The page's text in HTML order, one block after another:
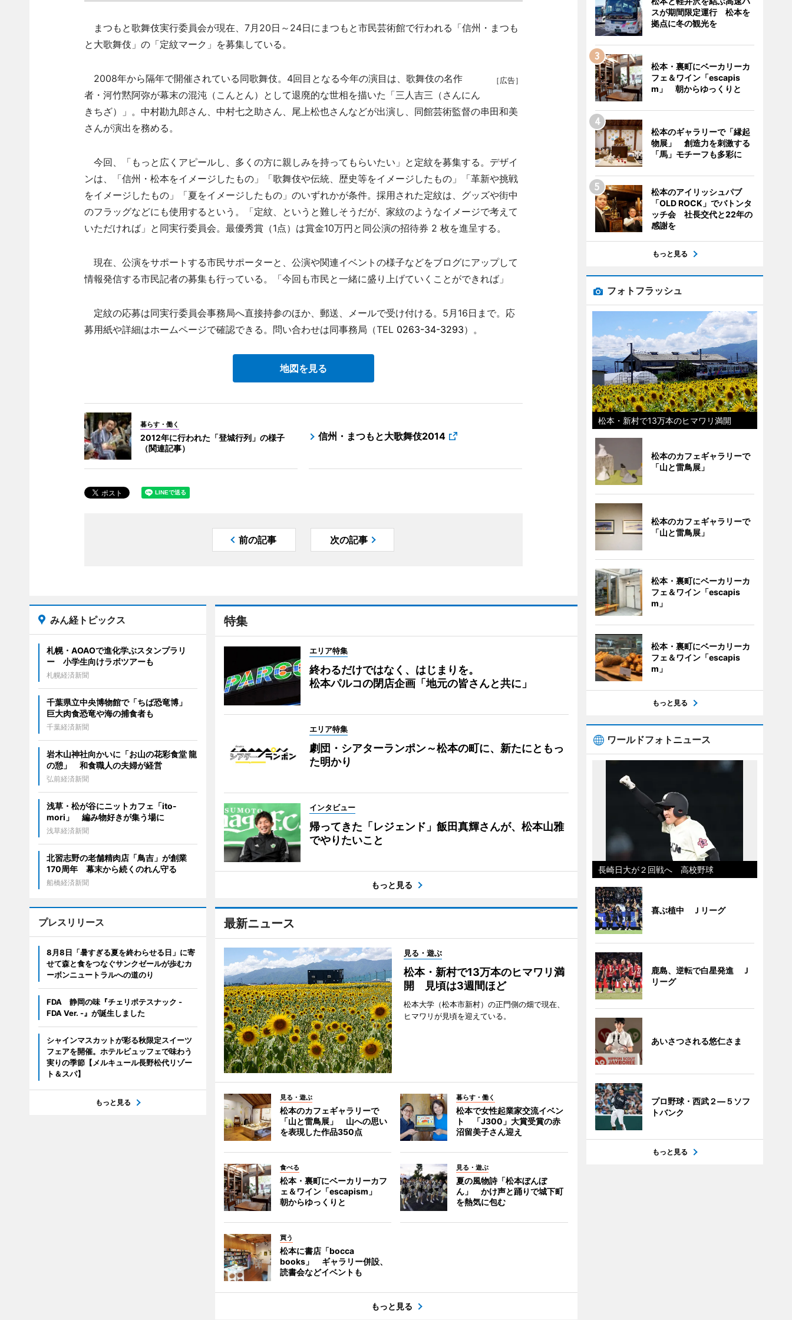
まつもと歌舞伎実行委員会が現在、7月20日～24日にまつもと市民芸術館で行われる「信州・まつも
と大歌舞伎」の「定紋マーク」を募集している。
［広告］
2008年から隔年で開催されている同歌舞伎。4回目となる今年の演目は、歌舞伎の名作
者・河竹黙阿弥が幕末の混沌（こんとん）として退廃的な世相を描いた「三人吉三（さんにん
きちざ）」。中村勘九郎さん、中村七之助さん、尾上松也さんなどが出演し、同館芸術監督の串田和美
さんが演出を務める。
今回、「もっと広くアピールし、多くの方に親しみを持ってもらいたい」と定紋を募集する。デザイ
ンは、「信州・松本をイメージしたもの」「歌舞伎や伝統、歴史等をイメージしたもの」「革新や挑戦
をイメージしたもの」「夏をイメージしたもの」のいずれかが条件。採用された定紋は、グッズや街中
のフラッグなどにも使用するという。「定紋、というと難しそうだが、家紋のようなイメージで考えて
いただければ」と同実行委員会。最優秀賞（1点）は賞金10万円と同公演の招待券 2 枚を進呈する。
現在、公演をサポートする市民サポーターと、公演や関連イベントの様子などをブログにアップして
情報発信する市民記者の募集も行っている。「今回も市民と一緒に盛り上げていくことができれば」
定紋の応募は同実行委員会事務局へ直接持参のほか、郵送、メールで受け付ける。5月16日まで。応
募用紙や詳細はホームページで確認できる。問い合わせは同事務局（TEL 0263-34-3293）。
地図を見る
暮らす・働く
2012年に行われた「登城行列」の様子
（関連記事）
信州・まつもと大歌舞伎2014
前の記事 次の記事
特集
エリア特集
終わるだけではなく、はじまりを。
松本パルコの閉店企画「地元の皆さんと共に」
エリア特集
劇団・シアターランポン～松本の町に、新たにともっ
た明かり
インタビュー
帰ってきた「レジェンド」飯田真輝さんが、松本山雅
でやりたいこと
もっと見る
最新ニュース
見る・遊ぶ
松本・新村で13万本のヒマワリ満
開 見頃は3週間ほど
松本大学（松本市新村）の正門側の畑で現在、
ヒマワリが見頃を迎えている。
見る・遊ぶ
松本のカフェギャラリーで
「山と雷鳥展」 山への思い
を表現した作品350点
暮らす・働く
松本で女性起業家交流イベン
ト 「J300」大賞受賞の赤
沼留美子さん迎え
食べる
松本・裏町にベーカリーカフ
ェ＆ワイン「escapism」
朝からゆっくりと
見る・遊ぶ
夏の風物詩「松本ぼんぼ
ん」 かけ声と踊りで城下町
を熱気に包む
買う
松本に書店「bocca
books」 ギャラリー併設、
読書会などイベントも
もっと見る
みん経トピックス
札幌・AOAOで進化学ぶスタンプラリ
ー 小学生向けラボツアーも
札幌経済新聞
千葉県立中央博物館で「ちば恐竜博」
巨大肉食恐竜や海の捕食者も
千葉経済新聞
岩木山神社向かいに「お山の花彩食堂 龍
の憩」 和食職人の夫婦が経営
弘前経済新聞
浅草・松が谷にニットカフェ「ito-
mori」 編み物好きが集う場に
浅草経済新聞
北習志野の老舗精肉店「鳥吉」が創業
170周年 幕末から続くのれん守る
船橋経済新聞
プレスリリース
8月8日「暑すぎる夏を終わらせる日」に寄
せて森と食をつなぐサンクゼールが歩むカ
ーボンニュートラルへの道のり
FDA 静岡の味『チェリポテスナック -
FDA Ver. -』が誕生しました
シャインマスカットが彩る秋限定スイーツ
フェアを開催。ホテルビュッフェで味わう
実りの季節【メルキュール長野松代リゾー
ト＆スパ】
もっと見る
スが期間限定運行 松本を
拠点に冬の観光を
松本・裏町にベーカリーカ
フェ＆ワイン「escapis
m」 朝からゆっくりと
松本のギャラリーで「縁起
物展」 創造力を刺激する
「馬」モチーフも多彩に
松本のアイリッシュパブ
「OLD ROCK」でバトンタ
ッチ会 社長交代と22年の
感謝を
もっと見る
フォトフラッシュ
松本・新村で13万本のヒマワリ満開
松本のカフェギャラリーで
「山と雷鳥展」
松本のカフェギャラリーで
「山と雷鳥展」
松本・裏町にベーカリーカ
フェ＆ワイン「escapis
m」
松本・裏町にベーカリーカ
フェ＆ワイン「escapis
m」
もっと見る
ワールドフォトニュース
長崎日大が２回戦へ 高校野球
喜ぶ植中 Ｊリーグ
鹿島、逆転で白星発進 Ｊ
リーグ
あいさつされる悠仁さま
プロ野球・西武２―５ソフ
トバンク
もっと見る